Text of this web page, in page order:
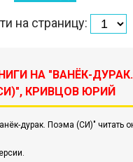
на страницу:
НА "ВАНЁК-ДУРАК.
КРИВЦОВ ЮРИЙ
дурак. Поэма (СИ)" читать